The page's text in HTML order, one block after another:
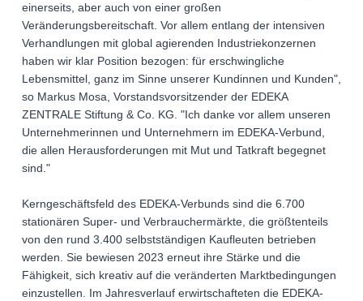
einerseits, aber auch von einer großen
Veränderungsbereitschaft. Vor allem entlang der intensiven
Verhandlungen mit global agierenden Industriekonzernen
haben wir klar Position bezogen: für erschwingliche
Lebensmittel, ganz im Sinne unserer Kundinnen und Kunden",
so Markus Mosa, Vorstandsvorsitzender der EDEKA
ZENTRALE Stiftung & Co. KG. "Ich danke vor allem unseren
Unternehmerinnen und Unternehmern im EDEKA-Verbund,
die allen Herausforderungen mit Mut und Tatkraft begegnet
sind."
Kerngeschäftsfeld des EDEKA-Verbunds sind die 6.700
stationären Super- und Verbrauchermärkte, die größtenteils
von den rund 3.400 selbstständigen Kaufleuten betrieben
werden. Sie bewiesen 2023 erneut ihre Stärke und die
Fähigkeit, sich kreativ auf die veränderten Marktbedingungen
einzustellen. Im Jahresverlauf erwirtschafteten die EDEKA-